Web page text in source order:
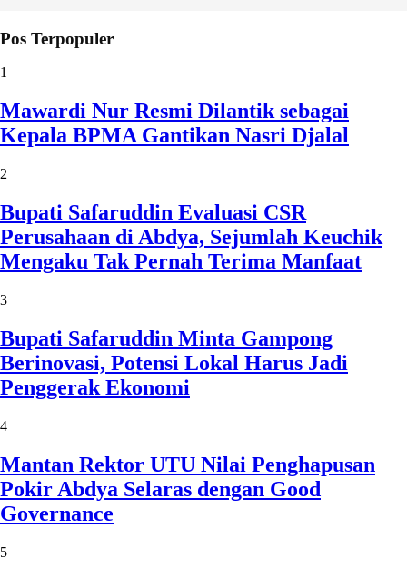
Pos Terpopuler
1
Mawardi Nur Resmi Dilantik sebagai
Kepala BPMA Gantikan Nasri Djalal
2
Bupati Safaruddin Evaluasi CSR
Perusahaan di Abdya, Sejumlah Keuchik
Mengaku Tak Pernah Terima Manfaat
3
Bupati Safaruddin Minta Gampong
Berinovasi, Potensi Lokal Harus Jadi
Penggerak Ekonomi
4
Mantan Rektor UTU Nilai Penghapusan
Pokir Abdya Selaras dengan Good
Governance
5